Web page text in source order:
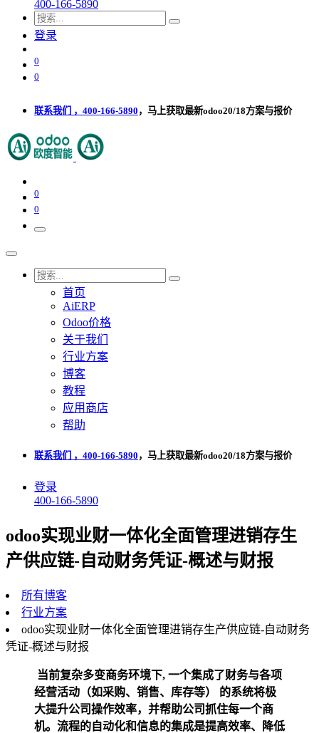
400-166-5890
登录
0
0
联系我们 ，400-166-5890 ，马上获取最新odoo20/18方案与报价
0
0
首页
AiERP
Odoo价格
关于我们
行业方案
博客
教程
应用商店
帮助
联系我们 ，400-166-5890 ，马上获取最新odoo20/18方案与报价
登录
400-166-5890
odoo实现业财一体化全面管理进销存生
产供应链-自动财务凭证-概述与财报
所有博客
行业方案
odoo实现业财一体化全面管理进销存生产供应链-自动财务
凭证-概述与财报
​当前复杂多变商务环境下, 一个集成了财务与各项
经营活动（如采购、销售、库存等） 的系统将极
大提升公司操作效率，并帮助公司抓住每一个商
机。流程的自动化和信息的集成是提高效率、降低